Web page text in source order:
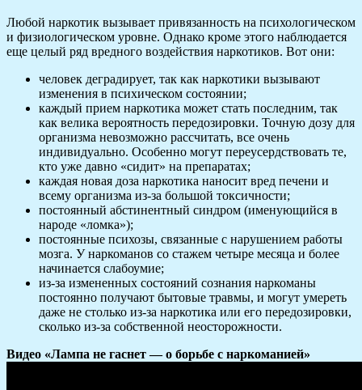
Любой наркотик вызывает привязанность на психологическом
и физиологическом уровне. Однако кроме этого наблюдается
еще целый ряд вредного воздействия наркотиков. Вот они:
человек деградирует, так как наркотики вызывают
изменения в психическом состоянии;
каждый прием наркотика может стать последним, так
как велика вероятность передозировки. Точную дозу для
организма невозможно рассчитать, все очень
индивидуально. Особенно могут переусердствовать те,
кто уже давно «сидит» на препаратах;
каждая новая доза наркотика наносит вред печени и
всему организма из-за большой токсичности;
постоянный абстинентный синдром (именующийся в
народе «ломка»);
постоянные психозы, связанные с нарушением работы
мозга. У наркоманов со стажем четыре месяца и более
начинается слабоумие;
из-за измененных состояний сознания наркоманы
постоянно получают бытовые травмы, и могут умереть
даже не столько из-за наркотика или его передозировки,
сколько из-за собственной неосторожности.
Видео «Лампа не гаснет — о борьбе с наркоманией»